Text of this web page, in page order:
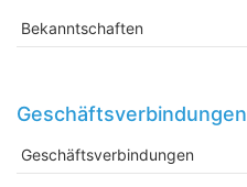
Bekanntschaften
Geschäftsverbindungen
Geschäftsverbindungen